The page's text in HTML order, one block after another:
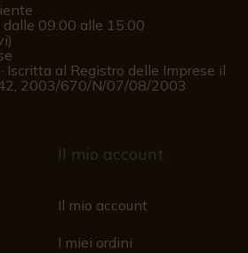
09:00 alle 15:00
Iscritta al Registro delle Imprese il
2003/670/N/07/08/2003
Il mio account
Il mio account
I miei ordini